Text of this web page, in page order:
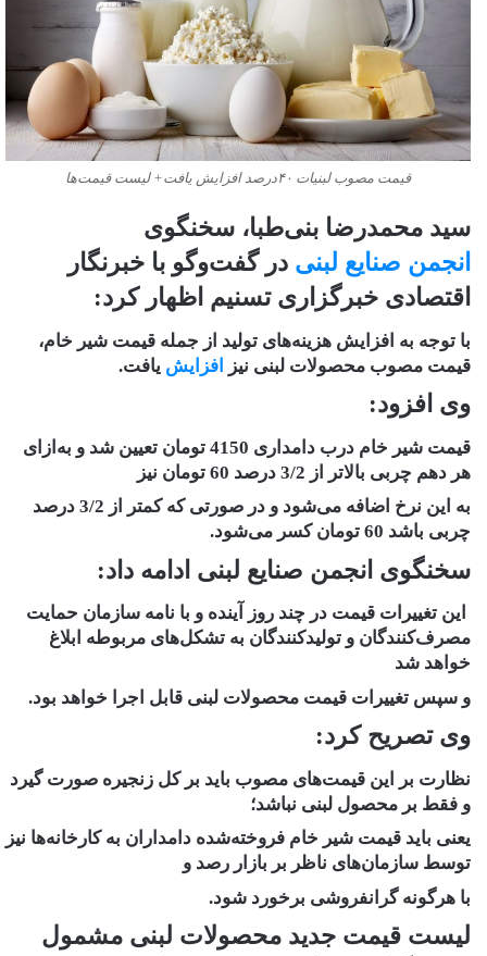
قیمت مصوب لبنیات ۴۰درصد افزایش یافت+ لیست قیمت‌ها
سید محمدرضا بنی‌طبا، سخنگوی
انجمن صنایع لبنی در گفت‌وگو با خبرنگار
اقتصادی خبرگزاری تسنیم اظهار کرد:
با توجه به افزایش هزینه‌های تولید از جمله قیمت شیر خام،
قیمت مصوب محصولات لبنی نیز
افزایش یافت.
وی افزود:
قیمت شیر خام درب دامداری 4150 تومان تعیین شد و به‌ازای
هر دهم چربی بالاتر از 3/2 درصد 60 تومان نیز
به این نرخ اضافه می‌شود و در صورتی که کمتر از 3/2 درصد
چربی باشد 60 تومان کسر می‌شود.
سخنگوی انجمن صنایع لبنی ادامه داد:
این تغییرات قیمت در چند روز آینده و با نامه‌ سازمان حمایت
مصرف‌کنندگان و تولیدکنندگان به تشکل‌های مربوطه ابلاغ
خواهد شد
و سپس تغییرات قیمت محصولات لبنی قابل اجرا خواهد بود.
وی تصریح کرد:
نظارت بر این قیمت‌های مصوب باید بر کل زنجیره صورت گیرد
و فقط بر محصول لبنی نباشد؛
یعنی باید قیمت شیر خام فروخته‌شده دامداران به کارخانه‌ها نیز
توسط سازمان‌های ناظر بر بازار رصد و
با هرگونه گرانفروشی برخورد شود.
لیست قیمت جدید محصولات لبنی مشمول